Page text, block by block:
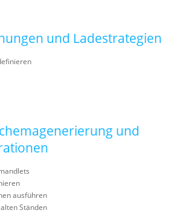
und Ladestrategien
und
ausführen
Ständen